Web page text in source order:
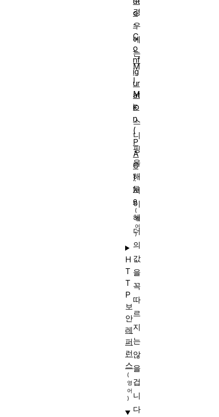
경
우
에
는
M
I
M
E
스
니
핑
을
해
서
이
헤
더
의
값
을
꼭
따
르
지
는
않
을
겁
니
다
o
-
C
o
nf
ig
ur
at
io
n
(
P
A
C
)
fil
e
H
T
T
P
보
안
레
퍼
런
스